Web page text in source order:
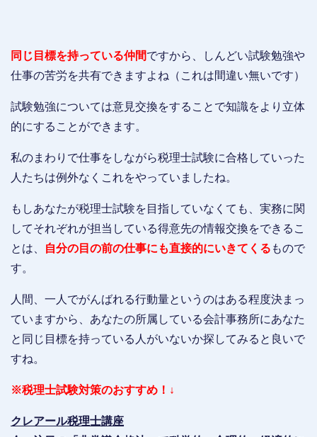
同じ目標を持っている仲間ですから、しんどい試験勉強や
仕事の苦労を共有できますよね（これは間違い無いです）
試験勉強については意見交換をすることで知識をより立体
的にすることができます。
私のまわりで仕事をしながら税理士試験に合格していった
人たちは例外なくこれをやっていましたね。
もしあなたが税理士試験を目指していなくても、実務に関
してそれぞれが担当している得意先の情報交換をできるこ
とは、
自分の目の前の仕事にも直接的にいきてくる もので
す。
人間、一人でがんばれる行動量というのはある程度決まっ
ていますから、あなたの所属している会計事務所にあなた
と同じ目標を持っている人がいないか探してみると良いで
すね。
※税理士試験対策のおすすめ！↓
クレアール税理士講座